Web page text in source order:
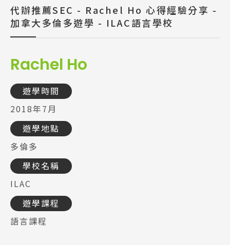
代辦推薦SEC - Rachel Ho 心得經驗分享 -
加拿大多倫多遊學 - ILAC語言學校
Rachel Ho
遊學時間
2018年7月
遊學地點
多倫多
學校名稱
ILAC
遊學課程
語言課程